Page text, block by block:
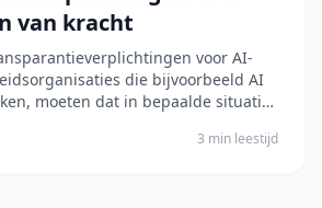
van kracht
voor AI-
die bijvoorbeeld AI
moeten dat in bepaalde situaties
van kracht verscheen eerst op3 min leestijd